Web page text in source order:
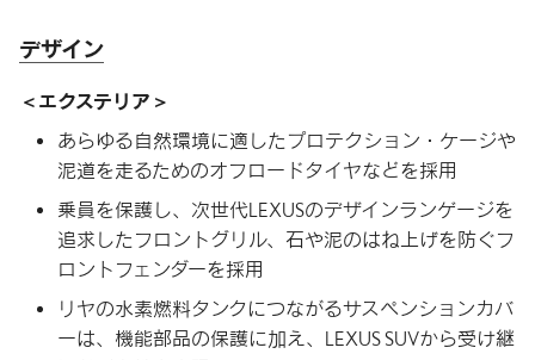
デザイン
エクステリア
あらゆる自然環境に適したプロテクション・ケージや
泥道を走るためのオフロードタイヤなどを採用
乗員を保護し、次世代LEXUSのデザインランゲージを
追求したフロントグリル、石や泥のはね上げを防ぐフ
ロントフェンダーを採用
リヤの水素燃料タンクにつながるサスペンションカバ
ーは、機能部品の保護に加え、LEXUS SUVから受け継